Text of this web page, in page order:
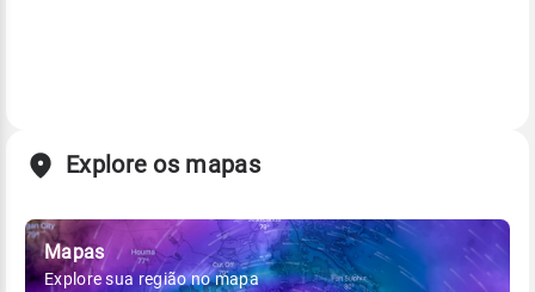
Explore os mapas
Mapas
Explore sua região no mapa